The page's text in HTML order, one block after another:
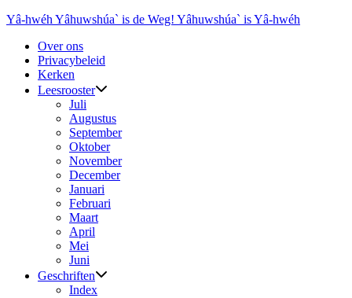
Ga
inhoud
Yâ-hwéh Yâhuwshúa` is de Weg! Yâhuwshúa` is Yâ-hwéh
Over ons
Privacybeleid
Kerken
Leesrooster
Juli
Augustus
September
Oktober
November
December
Januari
Februari
Maart
April
Mei
Juni
Geschriften
Index